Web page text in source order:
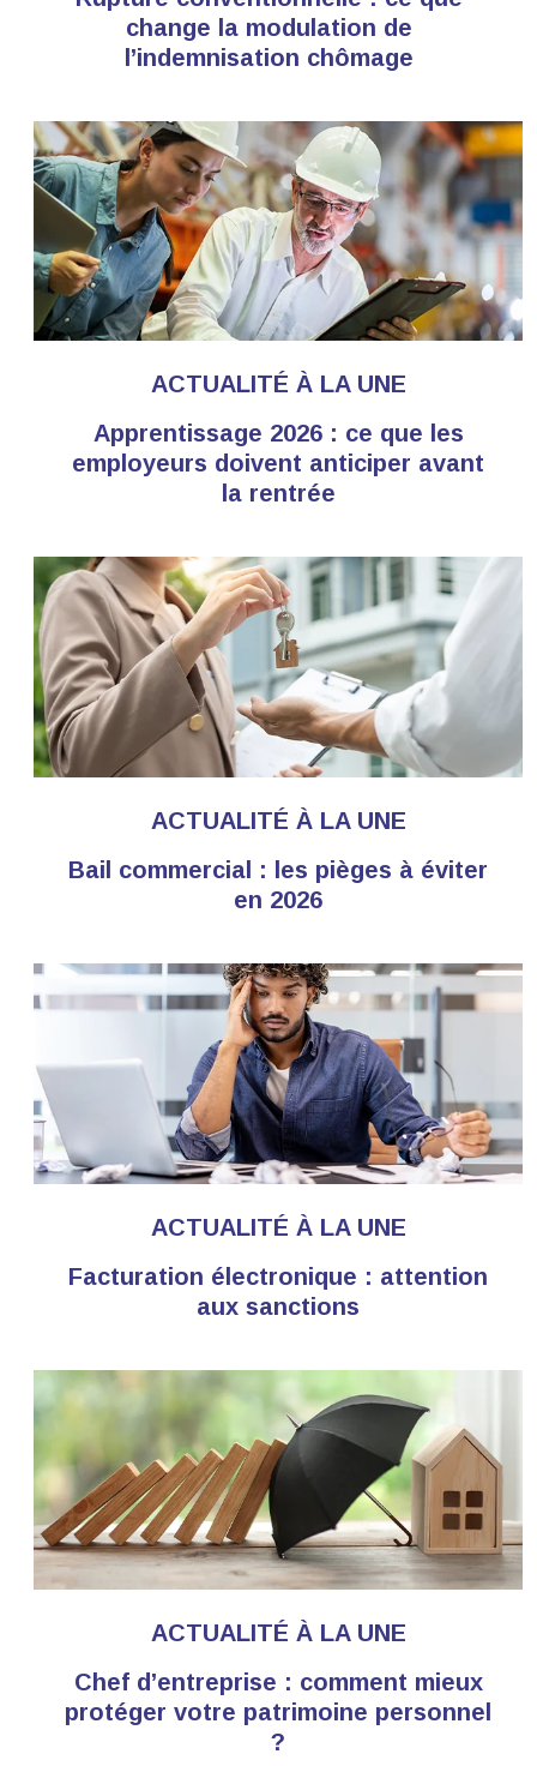
change la modulation de
l’indemnisation chômage
ACTUALITÉ À LA UNE
Apprentissage 2026 : ce que les
employeurs doivent anticiper avant
la rentrée
ACTUALITÉ À LA UNE
Bail commercial : les pièges à éviter
en 2026
ACTUALITÉ À LA UNE
Facturation électronique : attention
aux sanctions
ACTUALITÉ À LA UNE
Chef d’entreprise : comment mieux
protéger votre patrimoine personnel
?